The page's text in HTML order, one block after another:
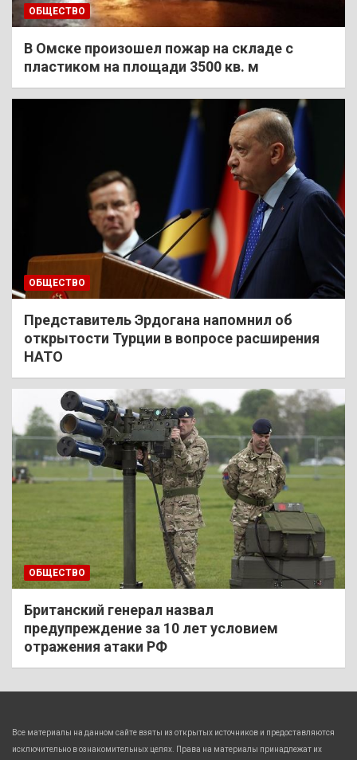
ОБЩЕСТВО
В Омске произошел пожар на складе с
пластиком на площади 3500 кв. м
ОБЩЕСТВО
Представитель Эрдогана напомнил об
открытости Турции в вопросе расширения
НАТО
ОБЩЕСТВО
Британский генерал назвал
предупреждение за 10 лет условием
отражения атаки РФ
Все материалы на данном сайте взяты из открытых источников и предоставляются
исключительно в ознакомительных целях. Права на материалы принадлежат их